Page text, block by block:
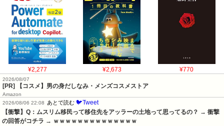
¥2,277 ¥2,673 ¥770
2026/08/07
[PR] 【コスメ】男の身だしなみ・メンズコスメストア
Amazon
2026/08/06 22:08
あとで読む 🐦Tweet
【衝撃】Q：ムスリム移民って移住先をアッラーの土地って思ってるの？ → 衝撃
の回答がコチラ → ｗｗｗｗｗｗｗｗｗｗｗｗｗｗ